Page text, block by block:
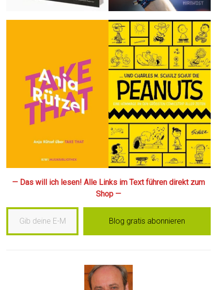
— Das will ich lesen! Alle Links im Text führen direkt zum
Shop —
Gib deine E-Mail-Adresse ein …
Blog gratis abonnieren